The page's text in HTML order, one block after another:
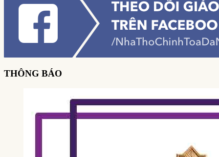
THÔNG BÁO